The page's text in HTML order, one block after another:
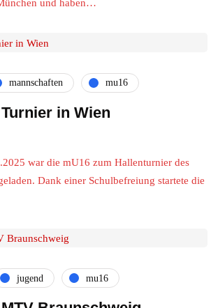
und haben…
mannschaften mu16
in Wien
war die mU16 zum Hallenturnier des
Dank einer Schulbefreiung startete die
jugend mu16